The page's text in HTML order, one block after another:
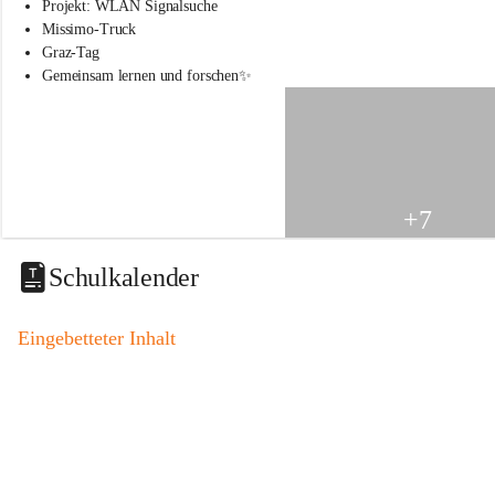
s
s
c
i
t
a
o
Projekt: WLAN Signalsuche
Missimo-Truck
Graz-Tag
Gemeinsam lernen und forschen✨
+7
Schulkalender
Eingebetteter Inhalt